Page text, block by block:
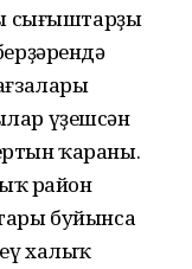
сығыштарҙы
үҙешсән
ҡараны.
район
буйынса
халыҡ